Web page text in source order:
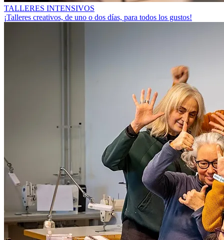
TALLERES INTENSIVOS
¡Talleres creativos, de uno o dos días, para todos los gustos!